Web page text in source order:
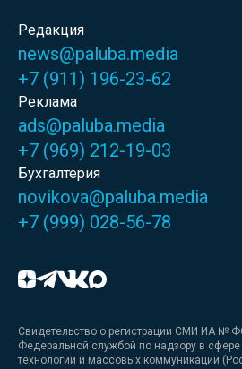
Редакция
news@paluba.media
+7 (911) 196-23-62
Реклама
ads@paluba.media
+7 (969) 212-19-03
Бухгалтерия
novikova@paluba.media
+7 (999) 028-56-78
Свидетельство о регистрации СМИ ИА №
Федеральной службой по надзору в
технологий и массовых коммуникаций